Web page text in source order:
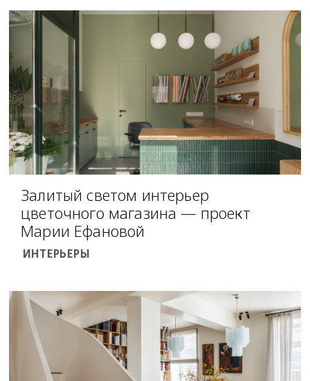
Залитый светом интерьер
цветочного магазина — проект
Марии Ефановой
ИНТЕРЬЕРЫ